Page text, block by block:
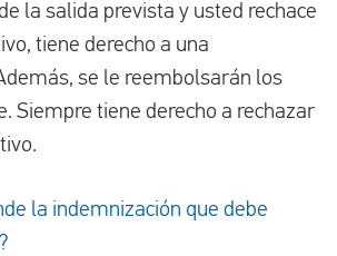
la salida prevista y usted rechace
tiene derecho a una
se le reembolsarán los
Siempre tiene derecho a rechazar
la indemnización que debe